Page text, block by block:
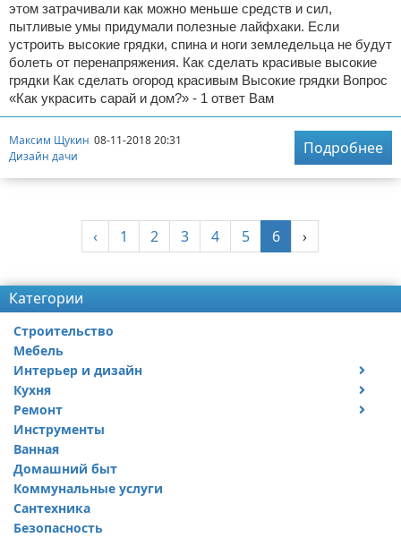
этом затрачивали как можно меньше средств и сил,
пытливые умы придумали полезные лайфхаки. Если
устроить высокие грядки, спина и ноги земледельца не будут
болеть от перенапряжения. Как сделать красивые высокие
грядки Как сделать огород красивым Высокие грядки Вопрос
«Как украсить сарай и дом?» - 1 ответ Вам
Максим Щукин 08-11-2018 20:31
Дизайн дачи
Подробнее
‹ 1 2 3 4 5 6 ›
Категории
Строительство
Мебель
Интерьер и дизайн
Дизайн дачи
Дизайн квартиры
Кухня
Посуда
Ремонт
Ремонт дачи
Ремонт квартиры
Инструменты
Ванная
Домашний быт
Коммунальные услуги
Сантехника
Безопасность